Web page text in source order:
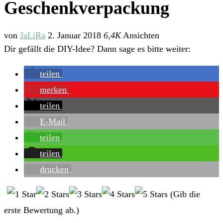
Geschenkverpackung
von JaLiRa 2. Januar 2018 6,4KAnsichten
Dir gefällt die DIY-Idee? Dann sage es bitte weiter:
teilen
merken
teilen
E-Mail
teilen
teilen
drucken
(Gib die
erste Bewertung ab.)